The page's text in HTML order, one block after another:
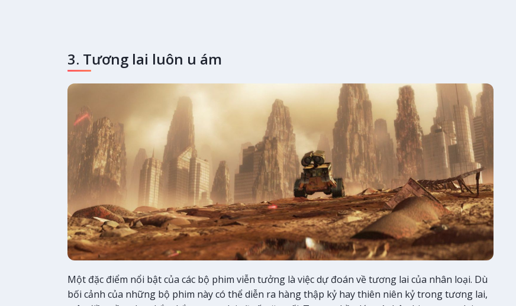
3. Tương lai luôn u ám
Một đặc điểm nổi bật của các bộ phim viễn tưởng là việc dự đoán về tương lai của nhân loại. Dù
bối cảnh của những bộ phim này có thể diễn ra hàng thập kỷ hay thiên niên kỷ trong tương lai,